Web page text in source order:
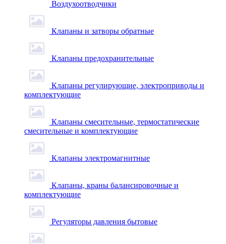
Воздухоотводчики
Клапаны и затворы обратные
Клапаны предохранительные
Клапаны регулирующие, электроприводы и
комплектующие
Клапаны смесительные, термостатические
смесительные и комплектующие
Клапаны электромагнитные
Клапаны, краны балансировочные и
комплектующие
Регуляторы давления бытовые